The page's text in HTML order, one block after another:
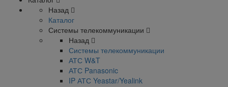
Назад
Каталог
Системы телекоммуникации
Назад
Системы телекоммуникации
АТС W&T
АТС Panasonic
IP АТС Yeastar/Yealink